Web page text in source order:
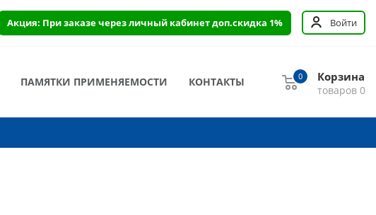
Акция: При заказе через личный кабинет доп.скидка 1% Войти
ПАМЯТКИ ПРИМЕНЯЕМОСТИ КОНТАКТЫ Корзина
товаров 0
0